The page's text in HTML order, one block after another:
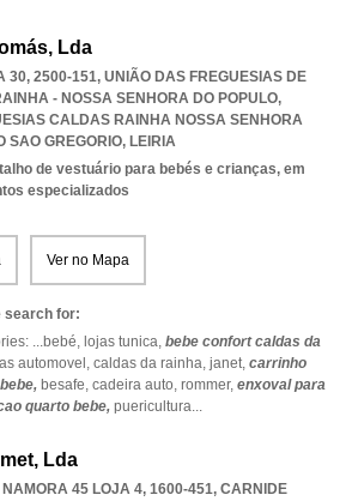
Lda
30, 2500-151, UNIÃO DAS FREGUESIAS DE
- NOSSA SENHORA DO POPULO,
CALDAS RAINHA NOSSA SENHORA
SAO GREGORIO, LEIRIA
de vestuário para bebés e crianças, em
especializados
Ver no Mapa
search for:
...bebé, lojas tunica, bebe confort caldas da
automovel, caldas da rainha, janet, carrinho
besafe, cadeira auto, rommer, enxoval para
quarto bebe, puericultura...
Lda
NAMORA 45 LOJA 4, 1600-451, CARNIDE